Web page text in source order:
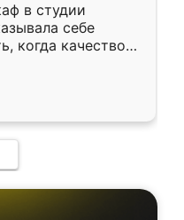
в студии
себе
когда качеством
кухня уже почти